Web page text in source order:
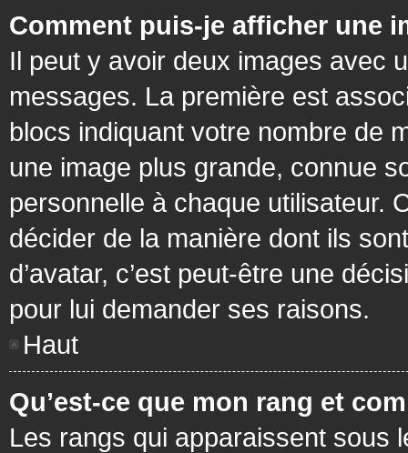
Comment puis-je afficher une
Il peut y avoir deux images avec
messages. La première est
blocs indiquant votre nombre de
une image plus grande, connue
personnelle à chaque utilisateur.
décider de la manière dont ils
d’avatar, c’est peut-être une
pour lui demander ses raisons.
Haut
Qu’est-ce que mon rang et
Les rangs qui apparaissent sous